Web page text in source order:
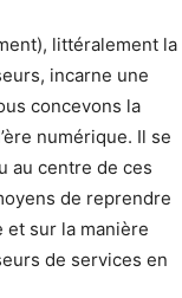
littéralement la
incarne une
concevons la
numérique. Il se
au centre de ces
de reprendre
sur la manière
de services en